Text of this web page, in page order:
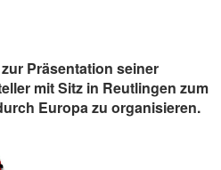
Präsentation seiner
mit Sitz in Reutlingen zum
Europa zu organisieren.